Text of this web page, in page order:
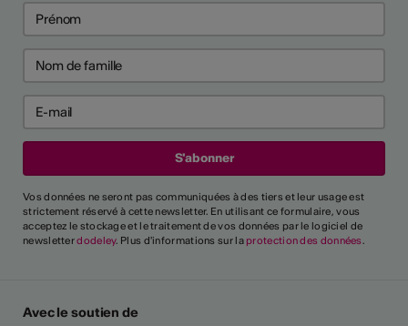
Vos données ne seront pas communiquées à des tiers et leur usage est
strictement réservé à cette newsletter. En utilisant ce formulaire, vous
acceptez le stockage et le traitement de vos données par le logiciel de
newsletterdodeley. Plus d'informations sur la protection des données.
Avec le soutien de